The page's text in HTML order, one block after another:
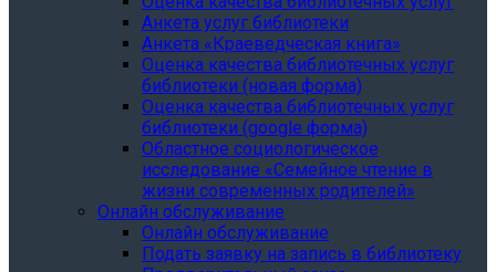
Анкета услуг библиотеки
Анкета «Краеведческая книга»
Oценка качества библиотечных услуг
библиотеки (новая форма)
Oценка качества библиотечных услуг
библиотеки (google форма)
Областное социологическое
исследование «Семейное чтение в
жизни современных родителей»
Онлайн обслуживание
Онлайн обслуживание
Подать заявку на запись в библиотеку